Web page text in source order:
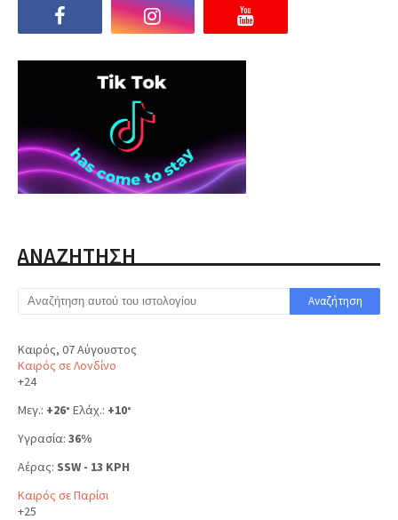
ΑΝΑΖΗΤΗΣΗ
Καιρός, 07 Αύγουστος
Καιρός σε Λονδίνο
+24
Μεγ.: +26° Ελάχ.: +10°
Υγρασία: 36%
Αέρας: SSW - 13 KPH
Καιρός σε Παρίσι
+25